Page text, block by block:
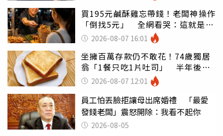
買195元鹹酥雞忘帶錢！老闆神操作
「倒找5元」 全網看哭：這就是台
灣 2026-08-07 16:01
坐擁百萬存款仍不敢花！74歲獨居
翁「1餐只吃1片吐司」 半年後暴
瘦嚇壞女兒
2026-08-07 12:01
員工怕丟臉拒讓母出席婚禮 「最愛
發錢老闆」震怒開除：我看不起你
2026-08-05